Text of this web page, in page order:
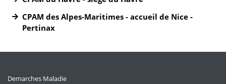
CPAM des Alpes-Maritimes - accueil de Nice -
Pertinax
Demarches Maladie